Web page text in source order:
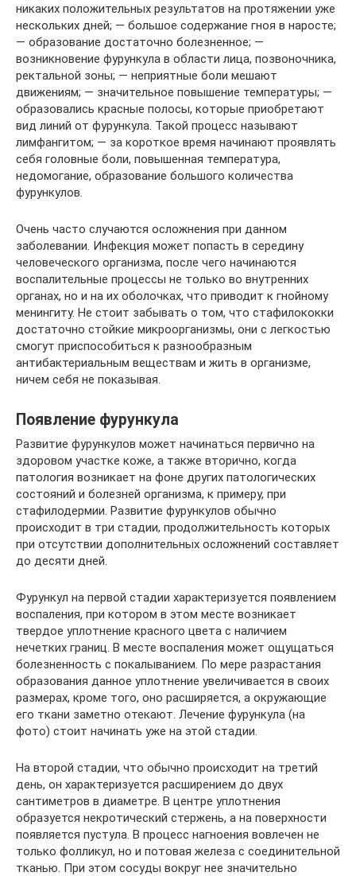
никаких положительных результатов на протяжении уже
нескольких дней; — большое содержание гноя в наросте;
— образование достаточно болезненное; —
возникновение фурункула в области лица, позвоночника,
ректальной зоны; — неприятные боли мешают
движениям; — значительное повышение температуры; —
образовались красные полосы, которые приобретают
вид линий от фурункула. Такой процесс называют
лимфангитом; — за короткое время начинают проявлять
себя головные боли, повышенная температура,
недомогание, образование большого количества
фурункулов.
Очень часто случаются осложнения при данном
заболевании. Инфекция может попасть в середину
человеческого организма, после чего начинаются
воспалительные процессы не только во внутренних
органах, но и на их оболочках, что приводит к гнойному
менингиту. Не стоит забывать о том, что стафилококки
достаточно стойкие микроорганизмы, они с легкостью
смогут приспособиться к разнообразным
антибактериальным веществам и жить в организме,
ничем себя не показывая.
Появление фурункула
Развитие фурункулов может начинаться первично на
здоровом участке коже, а также вторично, когда
патология возникает на фоне других патологических
состояний и болезней организма, к примеру, при
стафилодермии. Развитие фурункулов обычно
происходит в три стадии, продолжительность которых
при отсутствии дополнительных осложнений составляет
до десяти дней.
Фурункул на первой стадии характеризуется появлением
воспаления, при котором в этом месте возникает
твердое уплотнение красного цвета с наличием
нечетких границ. В месте воспаления может ощущаться
болезненность с покалыванием. По мере разрастания
образования данное уплотнение увеличивается в своих
размерах, кроме того, оно расширяется, а окружающие
его ткани заметно отекают. Лечение фурункула (на
фото) стоит начинать уже на этой стадии.
На второй стадии, что обычно происходит на третий
день, он характеризуется расширением до двух
сантиметров в диаметре. В центре уплотнения
образуется некротический стержень, а на поверхности
появляется пустула. В процесс нагноения вовлечен не
только фолликул, но и потовая железа с соединительной
тканью. При этом сосуды вокруг нее значительно